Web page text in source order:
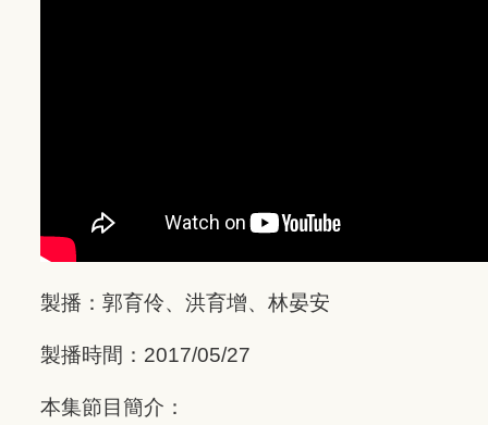
製播：郭育伶、洪育增、林晏安
製播時間：2017/05/27
本集節目簡介：